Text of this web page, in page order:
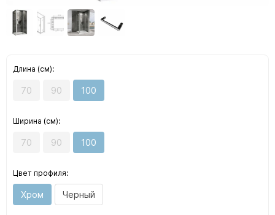
Длина (см):
70 90 100
Ширина (см):
70 90 100
Цвет профиля:
Хром Черный